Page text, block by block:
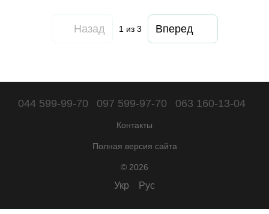
Назад 1 из 3 Вперед
044 599-99-70 097 599-97-70 063 160-13-04
Контакты
Полная версия сайта
© 2026
Укр Рус